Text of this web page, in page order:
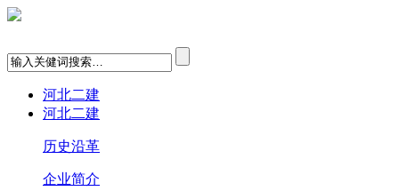
河北二建
河北二建
历史沿革
企业简介